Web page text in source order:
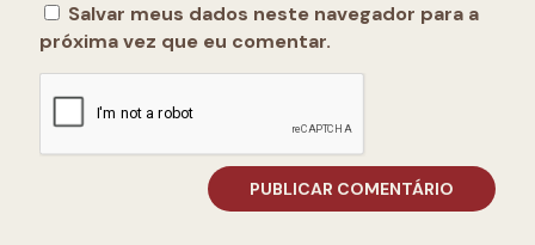
Salvar meus dados neste navegador para a
próxima vez que eu comentar.